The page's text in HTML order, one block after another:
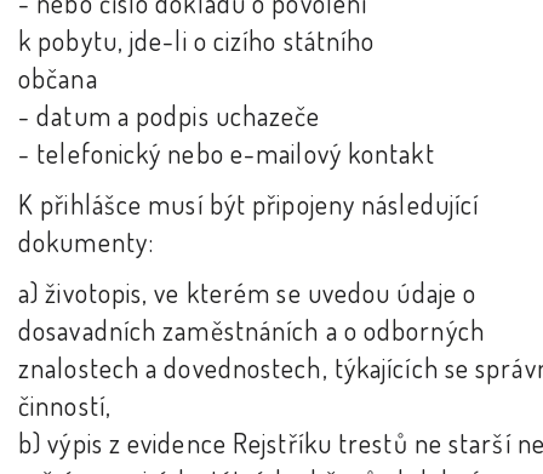
k pobytu, jde-li o cizího státního
občana
- datum a podpis uchazeče
- telefonický nebo e-mailový kontakt
K přihlášce musí být připojeny následující
dokumenty:
a) životopis, ve kterém se uvedou údaje o
dosavadních zaměstnáních a o odborných
znalostech a dovednostech, týkajících se
činností,
b) výpis z evidence Rejstříku trestů ne starší